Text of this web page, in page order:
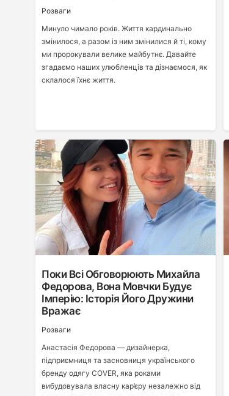
Розваги
Минуло чимало років. Життя кардинально
змінилося, а разом із ним змінилися й ті, кому
ми пророкували велике майбутнє. Давайте
згадаємо наших улюбленців та дізнаємося, як
склалося їхнє життя.
Поки Всі Обговорюють Михайла
Федорова, Вона Мовчки Будує
Імперію: Історія Його Дружини
Вражає
Розваги
Анастасія Федорова — дизайнерка,
підприємниця та засновниця українського
бренду одягу COVER, яка роками
вибудовувала власну кар’єру незалежно від